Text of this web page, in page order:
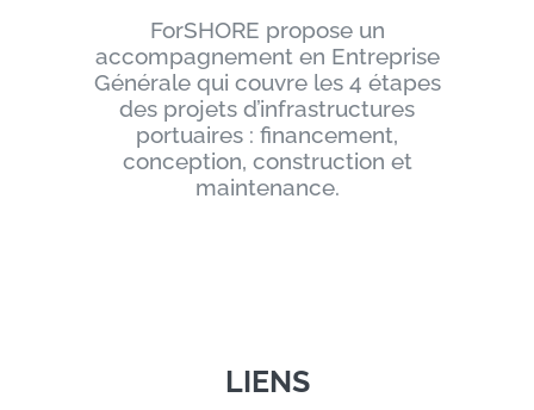
ForSHORE propose un
accompagnement en Entreprise
Générale qui couvre les 4 étapes
des projets d’infrastructures
portuaires : financement,
conception, construction et
maintenance.
LIENS